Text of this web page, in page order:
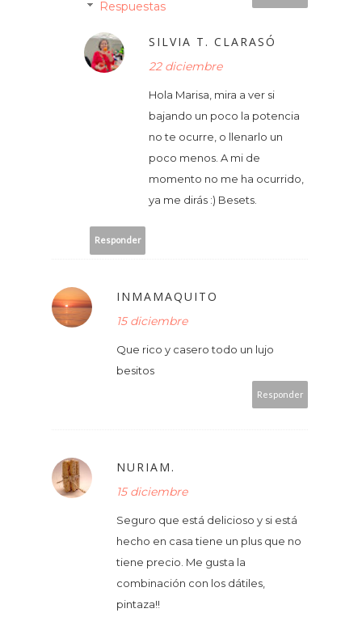
Respuestas
SILVIA T. CLARASÓ
22 diciembre
Hola Marisa, mira a ver si
bajando un poco la potencia
no te ocurre, o llenarlo un
poco menos. A mi de
momento no me ha ocurrido,
ya me dirás :) Besets.
Responder
INMAMAQUITO
15 diciembre
Que rico y casero todo un lujo
besitos
Responder
NURIAM.
15 diciembre
Seguro que está delicioso y si está
hecho en casa tiene un plus que no
tiene precio. Me gusta la
combinación con los dátiles,
pintaza!!